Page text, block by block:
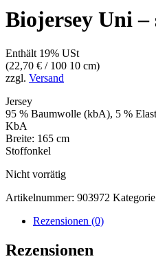
Biojersey Uni –
Enthält 19% USt
(22,70 € / 100 10 cm)
zzgl. Versand
Jersey
95 % Baumwolle (kbA), 5 %
KbA
Breite: 165 cm
Stoffonkel
Nicht vorrätig
Artikelnummer: 903972
Rezensionen (0)
Rezensionen